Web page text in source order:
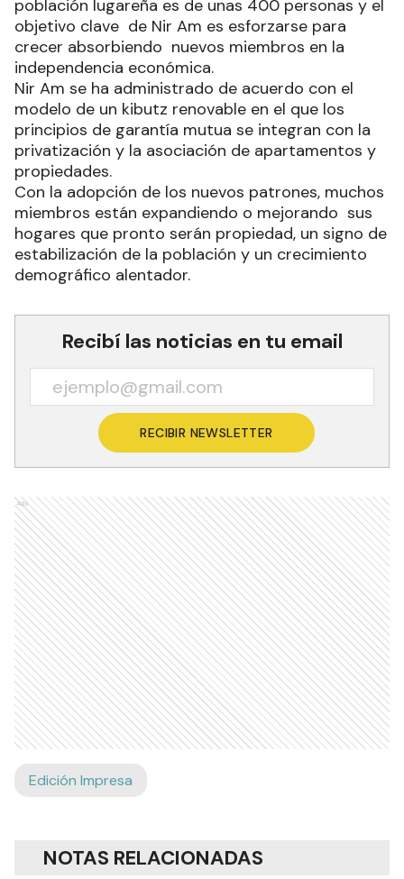
población lugareña es de unas 400 personas y el
objetivo clave de Nir Am es esforzarse para
crecer absorbiendo nuevos miembros en la
independencia económica.
Nir Am se ha administrado de acuerdo con el
modelo de un kibutz renovable en el que los
principios de garantía mutua se integran con la
privatización y la asociación de apartamentos y
propiedades.
Con la adopción de los nuevos patrones, muchos
miembros están expandiendo o mejorando sus
hogares que pronto serán propiedad, un signo de
estabilización de la población y un crecimiento
demográfico alentador.
Recibí las noticias en tu email
RECIBIR NEWSLETTER
Ads
Edición Impresa
NOTAS RELACIONADAS